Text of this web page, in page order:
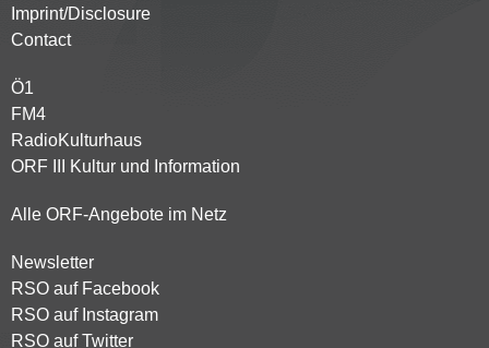
Kontaktmenü
Imprint/Disclosure
Contact
Partnersender
Ö1
FM4
RadioKulturhaus
ORF III Kultur und Information
Alle ORF-Angebote im Netz
Footer
menu
Newsletter
RSO auf Facebook
RSO auf Instagram
RSO auf Twitter